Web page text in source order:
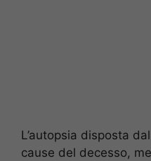
L’autopsia disposta
cause del decesso,